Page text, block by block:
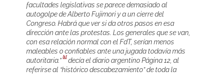
facultades legislativas se parece demasiado al
autogolpe de Alberto Fujimori y a un cierre del
Congreso. Habrá que ver si da otros pasos en esa
dirección ante las protestas. Los generales que se van,
con esa relación normal con el FdT, serían menos
maleables o confiables ante una jugada todavía más
autoritaria.” [1] decía el diario argentino Página 12, al
referirse al “histórico descabezamiento” de toda la